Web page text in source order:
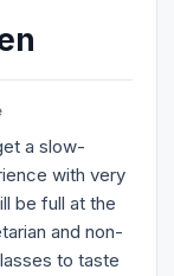
a slow-
with very
be full at the
and non-
to taste